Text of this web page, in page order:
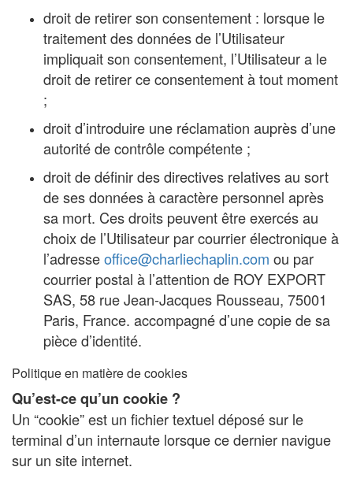
droit de retirer son consentement : lorsque le
traitement des données de l’Utilisateur
impliquait son consentement, l’Utilisateur a le
droit de retirer ce consentement à tout moment
;
droit d’introduire une réclamation auprès d’une
autorité de contrôle compétente ;
droit de définir des directives relatives au sort
de ses données à caractère personnel après
sa mort. Ces droits peuvent être exercés au
choix de l’Utilisateur par courrier électronique à
l’adresseoffice@charliechaplin.com ou par
courrier postal à l’attention de ROY EXPORT
SAS, 58 rue Jean-Jacques Rousseau, 75001
Paris, France. accompagné d’une copie de sa
pièce d’identité.
Politique en matière de cookies
Qu’est-ce qu’un cookie ?
Un “cookie” est un fichier textuel déposé sur le
terminal d’un internaute lorsque ce dernier navigue
sur un site internet.